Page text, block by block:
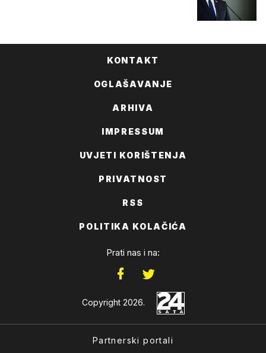
KONTAKT
OGLAŠAVANJE
ARHIVA
IMPRESSUM
UVJETI KORIŠTENJA
PRIVATNOST
RSS
POLITIKA KOLAČIĆA
Prati nas i na:
Copyright 2026.
Partnerski portali